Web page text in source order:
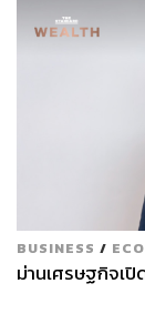
BUSINESS /
ม่านเศรษฐกิจเปิ